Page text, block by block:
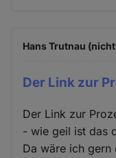
Hans Trutnau
Der Link zur
Der Link zur
- wie geil ist das
Da wäre ich gern